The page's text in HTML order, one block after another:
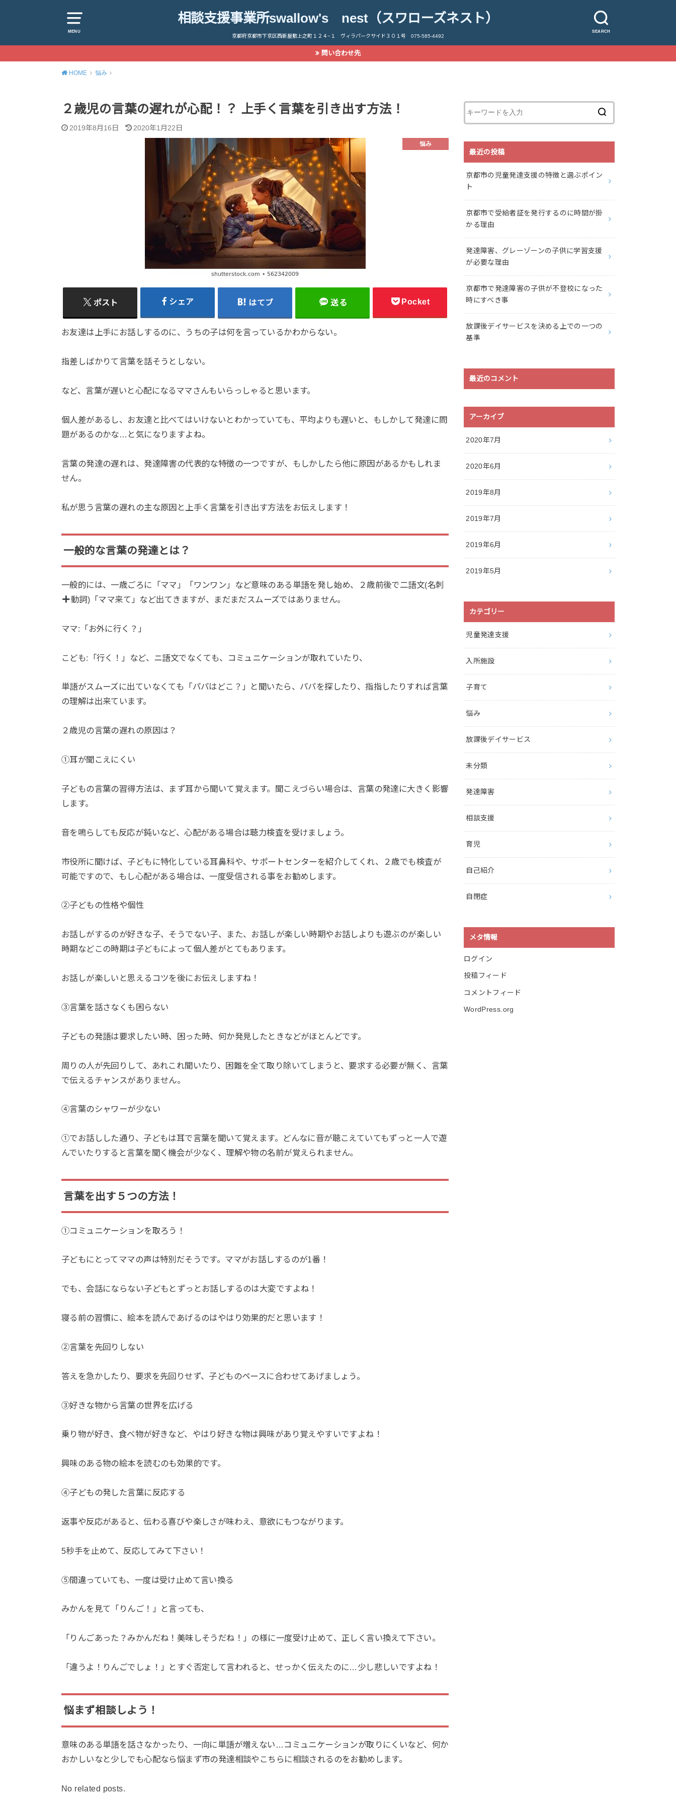
MENU SEARCH
相談支援事業所swallow's nest（スワローズネスト）
京都府京都市下京区西新屋敷上之町１２４−１ ヴィラパークサイド３０１号 075-585-4492
問い合わせ先
HOME 悩み
２歳児の言葉の遅れが心配！？ 上手く言葉を引き出す方法！
2019年8月16日 2020年1月22日
悩み
ポスト シェア はてブ 送る Pocket
お友達は上手にお話しするのに、うちの子は何を言っているかわからない。
指差しばかりて言葉を話そうとしない。
など、言葉が遅いと心配になるママさんもいらっしゃると思います。
個人差があるし、お友達と比べてはいけないとわかっていても、平均よりも遅いと、もしかして発達に問
題があるのかな…と気になりますよね。
言葉の発達の遅れは、発達障害の代表的な特徴の一つですが、もしかしたら他に原因があるかもしれま
せん。
私が思う言葉の遅れの主な原因と上手く言葉を引き出す方法をお伝えします！
一般的な言葉の発達とは？
一般的には、一歳ごろに「ママ」「ワンワン」など意味のある単語を発し始め、２歳前後で二語文(名刺
動詞)「ママ来て」など出てきますが、まだまだスムーズではありません。
ママ:「お外に行く？」
こども:「行く！」など、ニ語文でなくても、コミュニケーションが取れていたり、
単語がスムーズに出ていなくても「パパはどこ？」と聞いたら、パパを探したり、指指したりすれば言葉
の理解は出来ています。
２歳児の言葉の遅れの原因は？
①耳が聞こえにくい
子どもの言葉の習得方法は、まず耳から聞いて覚えます。聞こえづらい場合は、言葉の発達に大きく影響
します。
音を鳴らしても反応が鈍いなど、心配がある場合は聴力検査を受けましょう。
市役所に聞けば、子どもに特化している耳鼻科や、サポートセンターを紹介してくれ、２歳でも検査が
可能ですので、もし心配がある場合は、一度受信される事をお勧めします。
②子どもの性格や個性
お話しがするのが好きな子、そうでない子、また、お話しが楽しい時期やお話しよりも遊ぶのが楽しい
時期などこの時期は子どもによって個人差がとてもあります。
お話しが楽しいと思えるコツを後にお伝えしますね！
③言葉を話さなくも困らない
子どもの発語は要求したい時、困った時、何か発見したときなどがほとんどです。
周りの人が先回りして、あれこれ聞いたり、困難を全て取り除いてしまうと、要求する必要が無く、言葉
で伝えるチャンスがありません。
④言葉のシャワーが少ない
①でお話しした通り、子どもは耳で言葉を聞いて覚えます。どんなに音が聴こえていてもずっと一人で遊
んでいたりすると言葉を聞く機会が少なく、理解や物の名前が覚えられません。
言葉を出す５つの方法！
①コミュニケーションを取ろう！
子どもにとってママの声は特別だそうです。ママがお話しするのが1番！
でも、会話にならない子どもとずっとお話しするのは大変ですよね！
寝る前の習慣に、絵本を読んであげるのはやはり効果的だと思います！
②言葉を先回りしない
答えを急かしたり、要求を先回りせず、子どものペースに合わせてあげましょう。
③好きな物から言葉の世界を広げる
乗り物が好き、食べ物が好きなど、やはり好きな物は興味があり覚えやすいですよね！
興味のある物の絵本を読むのも効果的です。
④子どもの発した言葉に反応する
返事や反応があると、伝わる喜びや楽しさが味わえ、意欲にもつながります。
5秒手を止めて、反応してみて下さい！
⑤間違っていても、一度は受け止めて言い換る
みかんを見て「りんご！」と言っても、
「りんごあった？みかんだね！美味しそうだね！」の様に一度受け止めて、正しく言い換えて下さい。
「違うよ！りんごでしょ！」とすぐ否定して言われると、せっかく伝えたのに…少し悲しいですよね！
悩まず相談しよう！
意味のある単語を話さなかったり、一向に単語が増えない…コミュニケーションが取りにくいなど、何か
おかしいなと少しでも心配なら悩まず市の発達相談やこちらに相談されるのをお勧めします。
No related posts.
最近の投稿
京都市の児童発達支援の特徴と選ぶポイン
ト
京都市で受給者証を発行するのに時間が掛
かる理由
発達障害、グレーゾーンの子供に学習支援
が必要な理由
京都市で発達障害の子供が不登校になった
時にすべき事
放課後デイサービスを決める上での一つの
基準
最近のコメント
アーカイブ
2020年7月
2020年6月
2019年8月
2019年7月
2019年6月
2019年5月
カテゴリー
児童発達支援
入所施設
子育て
悩み
放課後デイサービス
未分類
発達障害
相談支援
育児
自己紹介
自閉症
メタ情報
ログイン
投稿フィード
コメントフィード
WordPress.org